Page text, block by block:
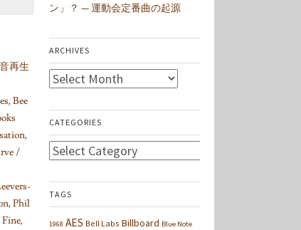
再生
,Bee
,
/
,Phil
Fine,
ン」？ — 運動会定番曲の起源
ARCHIVES
Archives
CATEGORIES
Categories
TAGS
1968 AES Bell Labs Billboard Blue Note